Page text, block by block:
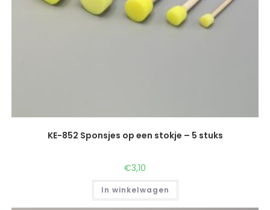
KE-852 Sponsjes op een stokje – 5 stuks
€3,10
In winkelwagen